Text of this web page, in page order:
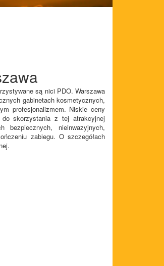
są nici PDO. Warszawa
gabinetach kosmetycznych,
profesjonalizmem. Niskie ceny
do skorzystania z tej atrakcyjnej
nieinwazyjnych,
zabiegu. O szczegółach